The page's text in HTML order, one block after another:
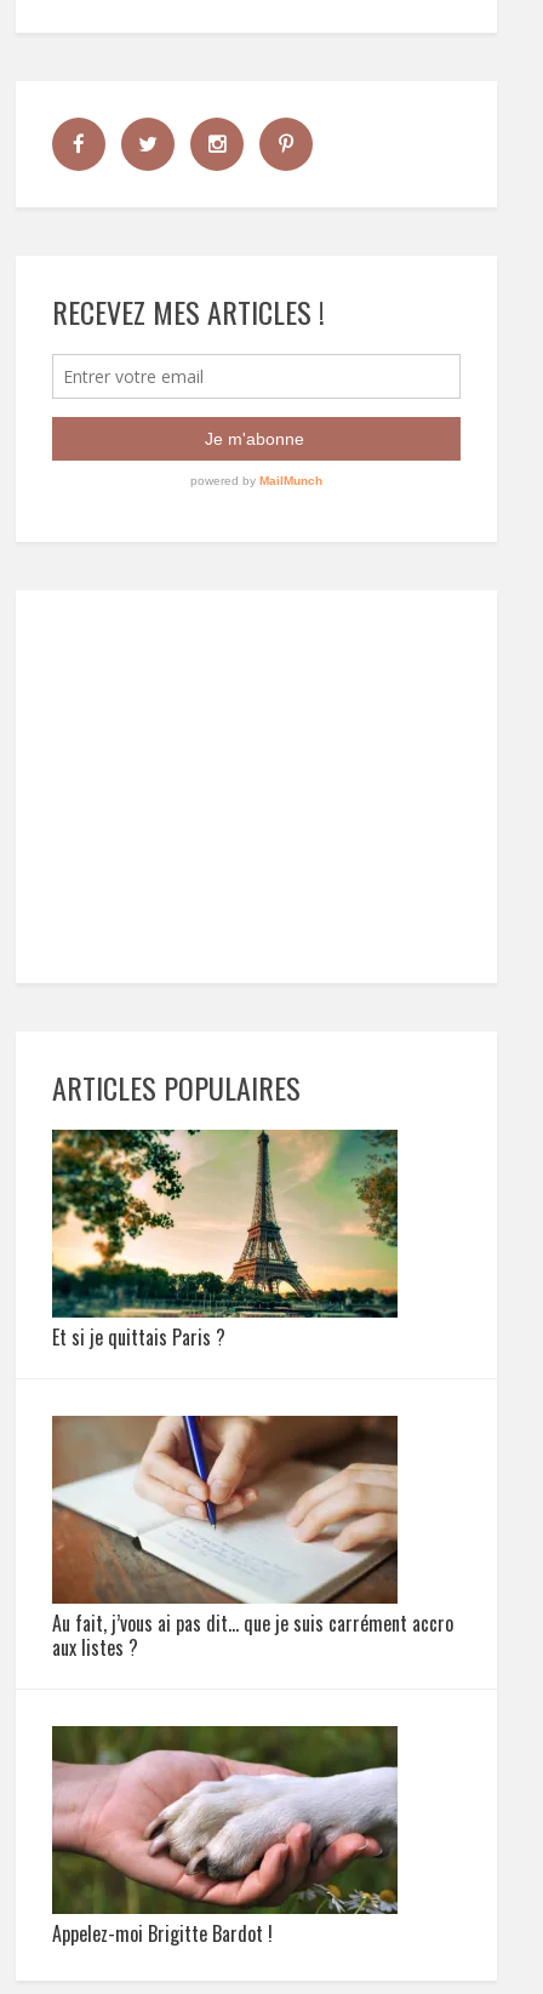
RECEVEZ MES ARTICLES !
ARTICLES POPULAIRES
Et si je quittais Paris ?
Au fait, j’vous ai pas dit… que je suis carrément accro
aux listes ?
Appelez-moi Brigitte Bardot !